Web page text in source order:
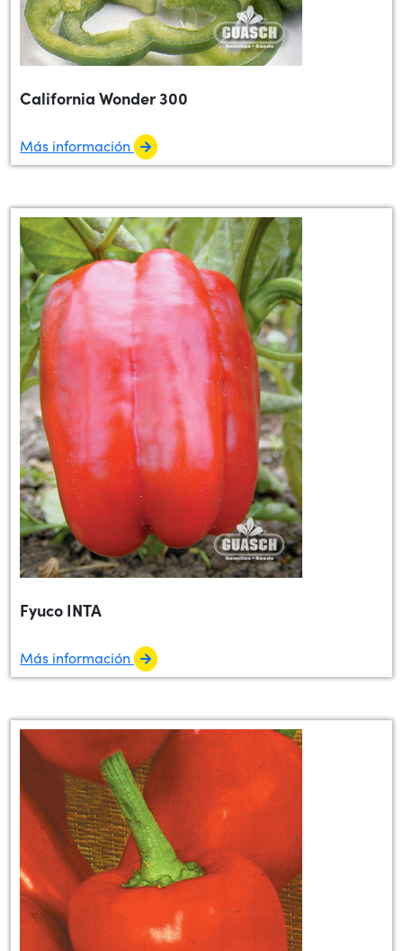
California Wonder 300
Más información
Fyuco INTA
Más información